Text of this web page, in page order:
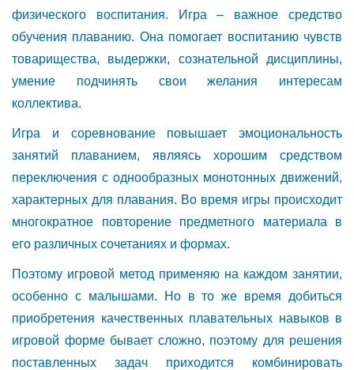
физического воспитания. Игра – важное средство
обучения плаванию. Она помогает воспитанию чувств
товарищества, выдержки, сознательной дисциплины,
умение подчинять свои желания интересам
коллектива.
Игра и соревнование повышает эмоциональность
занятий плаванием, являясь хорошим средством
переключения с однообразных монотонных движений,
характерных для плавания. Во время игры происходит
многократное повторение предметного материала в
его различных сочетаниях и формах.
Поэтому игровой метод применяю на каждом занятии,
особенно с малышами. Но в то же время добиться
приобретения качественных плавательных навыков в
игровой форме бывает сложно, поэтому для решения
поставленных задач приходится комбинировать